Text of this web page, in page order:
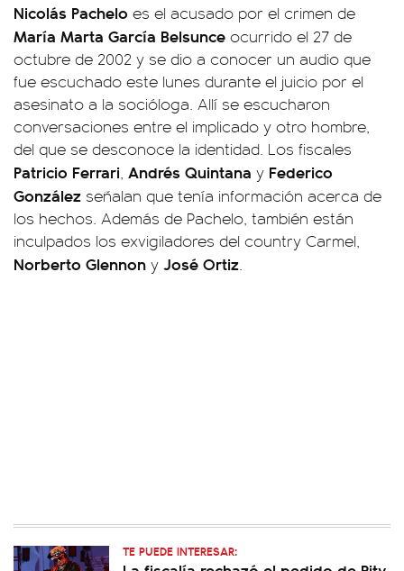
Nicolás Pachelo es el acusado por el crimen de
María Marta García Belsunce ocurrido el 27 de
octubre de 2002 y se dio a conocer un audio que
fue escuchado este lunes durante el juicio por el
asesinato a la socióloga. Allí se escucharon
conversaciones entre el implicado y otro hombre,
del que se desconoce la identidad. Los fiscales
Patricio Ferrari, Andrés Quintana y Federico
González señalan que tenía información acerca de
los hechos. Además de Pachelo, también están
inculpados los exvigiladores del country Carmel,
Norberto Glennon y José Ortiz.
TE PUEDE INTERESAR: